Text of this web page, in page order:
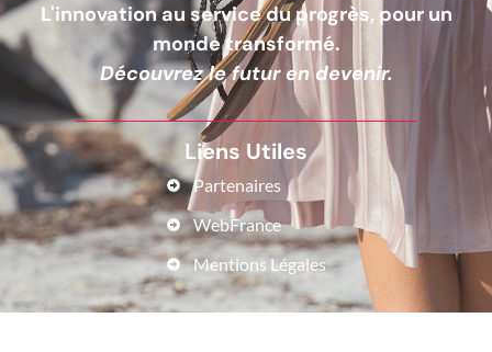
L'innovation au service du progrès, pour un
monde transformé.
Découvrez le futur en devenir.
Liens Utiles
Partenaires
WebFrance
Mentions Légales